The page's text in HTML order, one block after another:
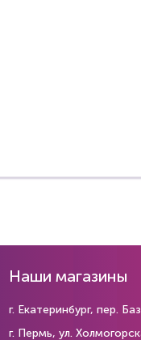
Наши магазины
г. Екатеринбург, пер.
г. Пермь, ул.